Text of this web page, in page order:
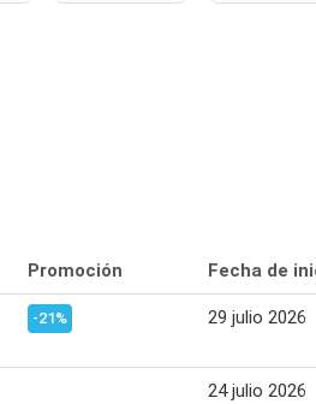
Promoción Fecha de
-21% 29 julio 2026
24 julio 2026